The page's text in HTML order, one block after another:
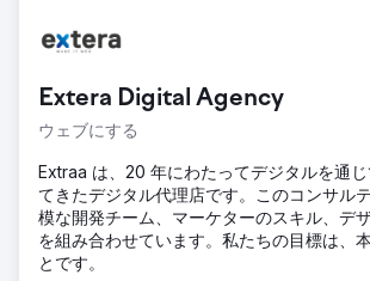
Extera Digital Agency
ウェブにする
Extraa は、20 年にわたってデジタルを通
てきたデジタル代理店です。このコンサル
模な開発チーム、マーケターのスキル、デ
を組み合わせています。私たちの目標は、
とです。